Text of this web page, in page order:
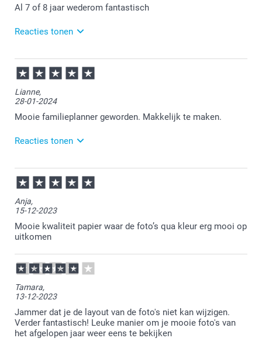
Al 7 of 8 jaar wederom fantastisch
Reacties tonen
29-01-2025
14:30
Bedankt voor je review. Wat ontzettend fijn dat je nog
familieplanner. Heel veel plezier er van!
Lianne,
28-01-2024
Mooie familieplanner geworden. Makkelijk te maken.
Reacties tonen
29-01-2024
13:59
Bedankt voor je bericht.
Dat is heel fijn om te lezen.
Heel veel plezier ervan!
Anja,
15-12-2023
Mooie kwaliteit papier waar de foto’s qua kleur erg mooi op
uitkomen
Tamara,
13-12-2023
Jammer dat je de layout van de foto's niet kan wijzigen.
Verder fantastisch! Leuke manier om je mooie foto's van
het afgelopen jaar weer eens te bekijken